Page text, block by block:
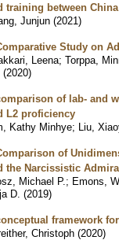
training between
Junjun (2021)
Study on
Leena; Torppa,
(2020)
of lab- and
L2 proficiency
Kathy Minhye; Liu,
of
the Narcissistic
Michael P. ; Emons,
D. (2019)
framework
Christoph (2020)